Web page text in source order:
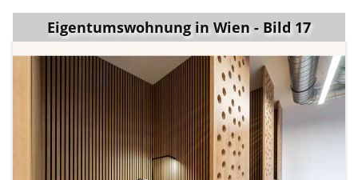
Eigentumswohnung in Wien - Bild 17